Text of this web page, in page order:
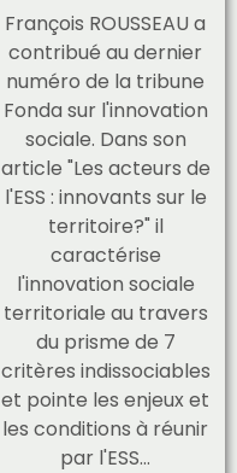
François ROUSSEAU a
contribué au dernier
numéro de la tribune
Fonda sur l'innovation
sociale. Dans son
article "Les acteurs de
l'ESS : innovants sur le
territoire?" il
caractérise
l'innovation sociale
territoriale au travers
du prisme de 7
critères indissociables
et pointe les enjeux et
les conditions à réunir
par l'ESS…